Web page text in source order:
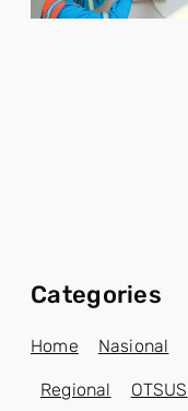
Categories
Home Nasional
Regional OTSUS